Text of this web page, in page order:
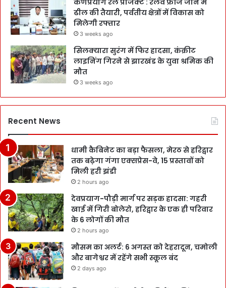
कर्णप्रयाग रेल प्रोजेक्ट : रेलवे फ्रीज जोन में
ढील की तैयारी, पर्वतीय क्षेत्रों में विकास को
मिलेगी रफ्तार
3 weeks ago
सिलक्यारा सुरंग में फिर हादसा, कंक्रीट
लाइनिंग गिरने से झारखंड के युवा श्रमिक की
मौत
3 weeks ago
Recent News
धामी कैबिनेट का बड़ा फैसला, मेरठ से हरिद्वार
तक बढ़ेगा गंगा एक्सप्रेस-वे, 15 प्रस्तावों को
मिली हरी झंडी
2 hours ago
देवप्रयाग-पौड़ी मार्ग पर सड़क हादसा: गहरी
खाई में गिरी बोलेरो, हरिद्वार के एक ही परिवार
के 6 लोगों की मौत
2 hours ago
मौसम का अलर्ट: 6 अगस्त को देहरादून, चमोली
और बागेश्वर में रहेंगे सभी स्कूल बंद
2 days ago